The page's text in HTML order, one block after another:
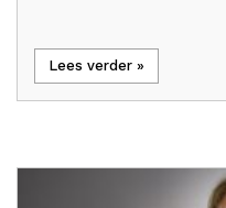
Lees verder »